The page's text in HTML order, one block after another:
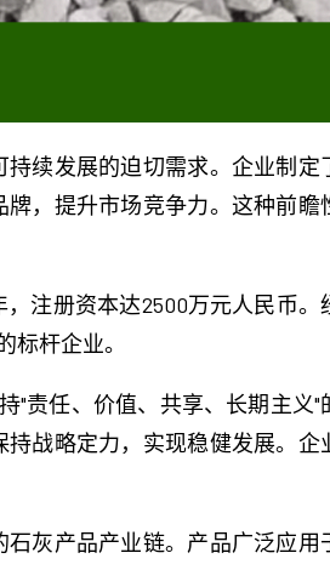
续发展的迫切需求。企业制定
，提升市场竞争力。这种前瞻
注册资本达2500万元人民币。
杆企业。
"责任、价值、共享、长期主义"
战略定力，实现稳健发展。企
灰产品产业链。产品广泛应用